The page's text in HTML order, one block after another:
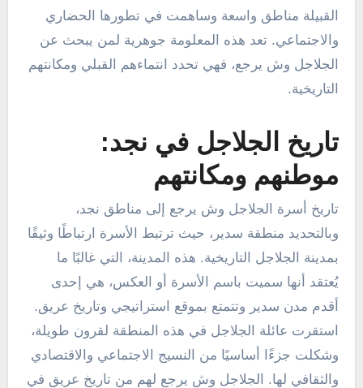
القبيلة مناطق واسعة وساهمت في تطورها الحضاري
والاجتماعي. تعد هذه المعلومة جوهرية لمن يبحث عن
الجلاجل وش يرجع، فهي تحدد انتماءهم القبلي ومكانتهم
التاريخية.
تاريخ الجلاجل في نجد:
موطنهم ومكانتهم
تاريخ أسرة الجلاجل وش يرجع إلى مناطق نجد،
وبالتحديد منطقة سدير، حيث ترتبط الأسرة ارتباطًا وثيقًا
بمدينة الجلاجل التاريخية. هذه المدينة، التي غالبًا ما
يُعتقد أنها سميت باسم الأسرة أو العكس، هي إحدى
أقدم مدن سدير وتتمتع بموقع استراتيجي وتاريخ عريق.
استقرت عائلة الجلاجل في هذه المنطقة لقرون طويلة،
وشكلت جزءًا أساسيًا من النسيج الاجتماعي والاقتصادي
والثقافي لها. الجلاجل وش يرجع لهم من تاريخ عريق في